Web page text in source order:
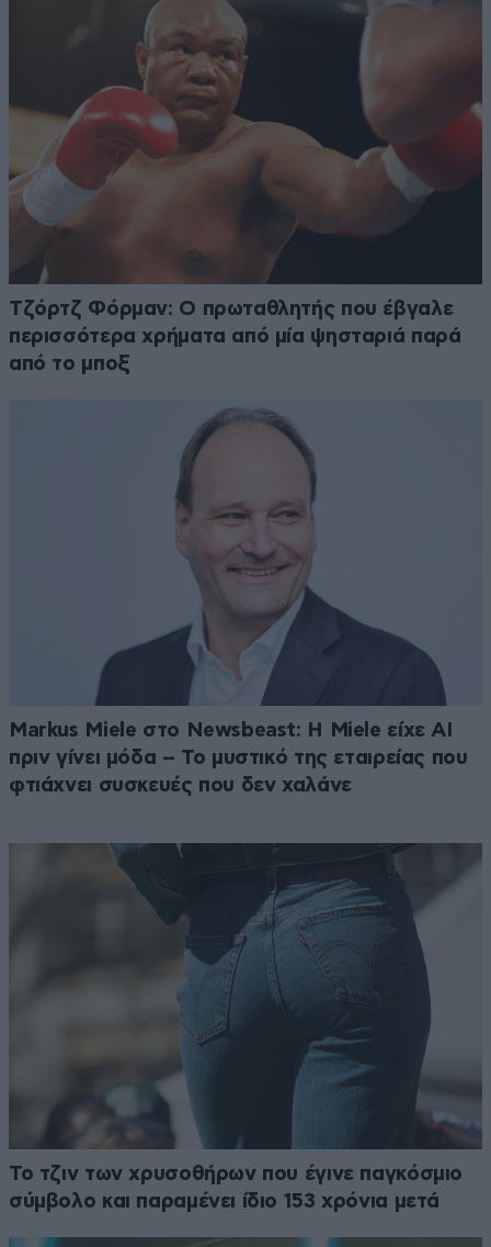
Τζόρτζ Φόρμαν: Ο πρωταθλητής που έβγαλε
περισσότερα χρήματα από μία ψησταριά παρά
από το μποξ
Markus Miele στο Newsbeast: Η Miele είχε AI
πριν γίνει μόδα – Το μυστικό της εταιρείας που
φτιάχνει συσκευές που δεν χαλάνε
Το τζιν των χρυσοθήρων που έγινε παγκόσμιο
σύμβολο και παραμένει ίδιο 153 χρόνια μετά